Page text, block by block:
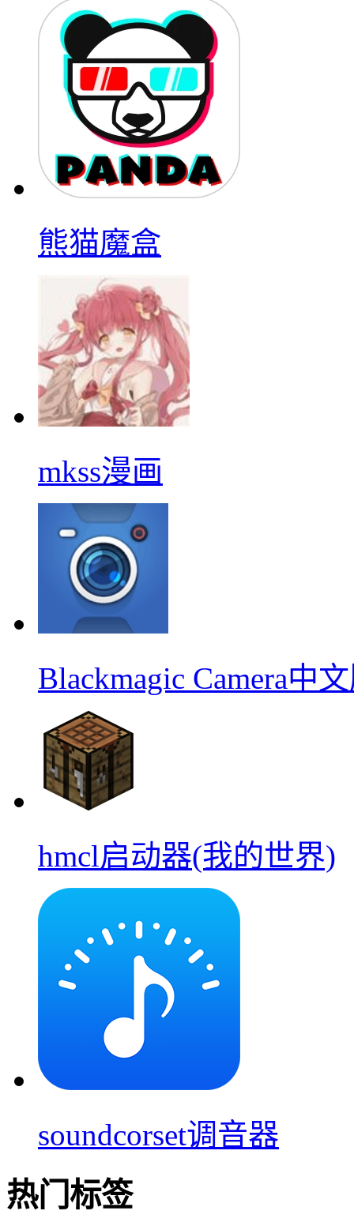
熊猫魔盒
mkss漫画
Blackmagic Camera中
hmcl启动器(我的世界)
soundcorset调音器
热门标签